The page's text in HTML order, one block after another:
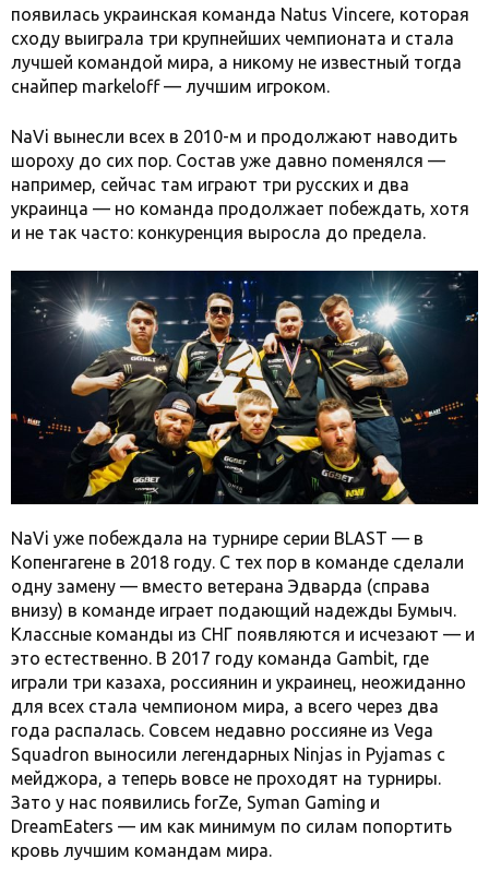
появилась украинская команда Natus Vincere, которая
сходу выиграла три крупнейших чемпионата и стала
лучшей командой мира, а никому не известный тогда
снайпер markeloff — лучшим игроком.
NaVi вынесли всех в 2010-м и продолжают наводить
шороху до сих пор. Состав уже давно поменялся —
например, сейчас там играют три русских и два
украинца — но команда продолжает побеждать, хотя
и не так часто: конкуренция выросла до предела.
NaVi уже побеждала на турнире серии BLAST — в
Копенгагене в 2018 году. С тех пор в команде сделали
одну замену — вместо ветерана Эдварда (справа
внизу) в команде играет подающий надежды Бумыч.
Классные команды из СНГ появляются и исчезают — и
это естественно. В 2017 году команда Gambit, где
играли три казаха, россиянин и украинец, неожиданно
для всех стала чемпионом мира, а всего через два
года распалась. Совсем недавно россияне из Vega
Squadron выносили легендарных Ninjas in Pyjamas с
мейджора, а теперь вовсе не проходят на турниры.
Зато у нас появились forZe, Syman Gaming и
DreamEaters — им как минимум по силам попортить
кровь лучшим командам мира.